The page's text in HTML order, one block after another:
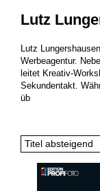
Lutz
Lutz
Werbeagentur.
leitet Kreativ-
Sekundentakt.
üb
Titel absteigend